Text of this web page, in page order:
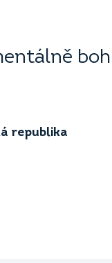
republika